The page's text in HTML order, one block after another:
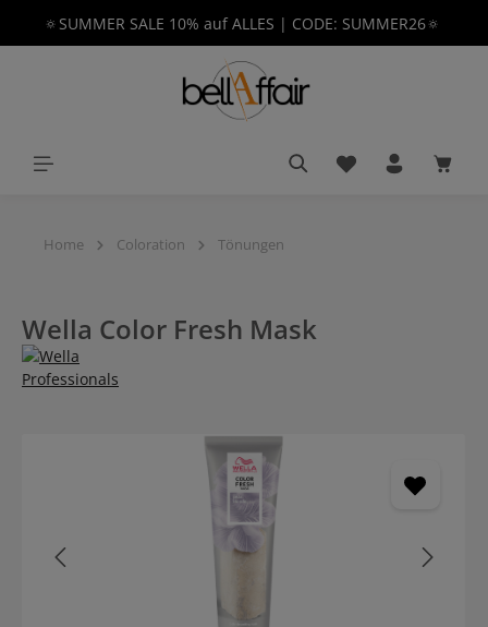
springen
🔅SUMMER SALE 10% auf ALLES | CODE: SUMMER26🔅
Du hast 0
Home Coloration Tönungen
Wella Color Fresh Mask